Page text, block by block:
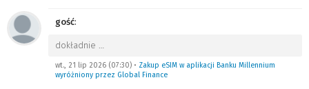
gość:
dokładnie …
wt., 21 lip 2026 (07:30) • Zakup eSIM w aplikacji Banku Millennium
wyróżniony przez Global Finance